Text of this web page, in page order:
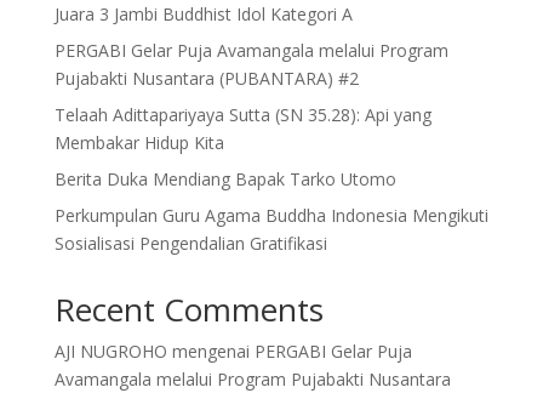
Juara 3 Jambi Buddhist Idol Kategori A
PERGABI Gelar Puja Avamangala melalui Program
Pujabakti Nusantara (PUBANTARA) #2
Telaah Adittapariyaya Sutta (SN 35.28): Api yang
Membakar Hidup Kita
Berita Duka Mendiang Bapak Tarko Utomo
Perkumpulan Guru Agama Buddha Indonesia Mengikuti
Sosialisasi Pengendalian Gratifikasi
Recent Comments
AJI NUGROHO mengenai PERGABI Gelar Puja
Avamangala melalui Program Pujabakti Nusantara